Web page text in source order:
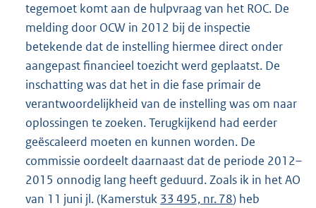
tegemoet komt aan de hulpvraag van het ROC. De
melding door OCW in 2012 bij de inspectie
betekende dat de instelling hiermee direct onder
aangepast financieel toezicht werd geplaatst. De
inschatting was dat het in die fase primair de
verantwoordelijkheid van de instelling was om naar
oplossingen te zoeken. Terugkijkend had eerder
geëscaleerd moeten en kunnen worden. De
commissie oordeelt daarnaast dat de periode 2012–
2015 onnodig lang heeft geduurd. Zoals ik in het AO
van 11 juni jl. (Kamerstuk 33 495, nr. 78) heb